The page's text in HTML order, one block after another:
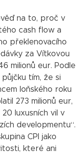
na to, proč v
cash flow a
překlenovacího
za Vítkovou
milionů eur. Podle
tím, že si
loňského roku
273 milionů eur,
luxusních vil v
developmentu“.
CPI jako
které ani